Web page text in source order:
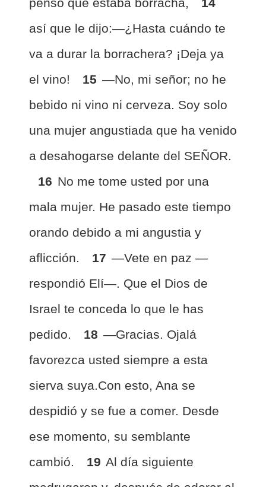
así que le dijo:—¿Hasta cuándo te
va a durar la borrachera? ¡Deja ya
el vino!
15 —No, mi señor; no he
bebido ni vino ni cerveza. Soy solo
una mujer angustiada que ha venido
a desahogarse delante del SEÑOR.
16 No me tome usted por una
mala mujer. He pasado este tiempo
orando debido a mi angustia y
aflicción.
17 —Vete en paz —
respondió Elí—. Que el Dios de
Israel te conceda lo que le has
pedido.
18 —Gracias. Ojalá
favorezca usted siempre a esta
sierva suya.Con esto, Ana se
despidió y se fue a comer. Desde
ese momento, su semblante
cambió.
19 Al día siguiente